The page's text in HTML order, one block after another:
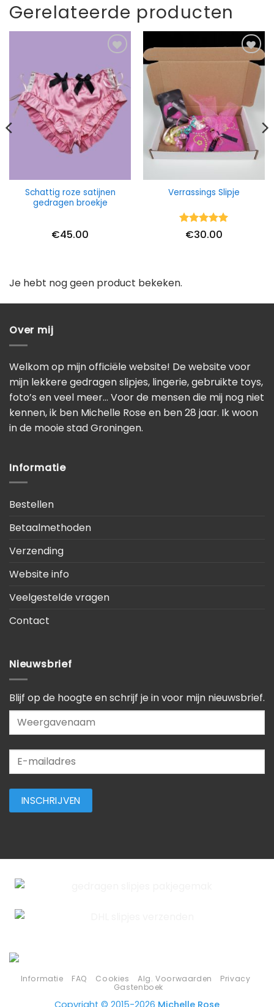
Gerelateerde producten
Schattig roze satijnen
gedragen broekje
€45.00
Verrassings Slipje
Waardering
€30.00
Je hebt nog geen product bekeken.
Over mij
Welkom op mijn officiële website! De website voor
mijn lekkere gedragen slipjes, lingerie, gebruikte toys,
foto’s en veel meer… Voor de mensen die mij nog niet
kennen, ik ben Michelle Rose en ben 28 jaar. Ik woon
in de mooie stad Groningen.
Informatie
Bestellen
Betaalmethoden
Verzending
Website info
Veelgestelde vragen
Contact
Nieuwsbrief
Blijf op de hoogte en schrijf je in voor mijn nieuwsbrief.
Informatie FAQ Cookies Alg. Voorwaarden
Privacy
Gastenboek